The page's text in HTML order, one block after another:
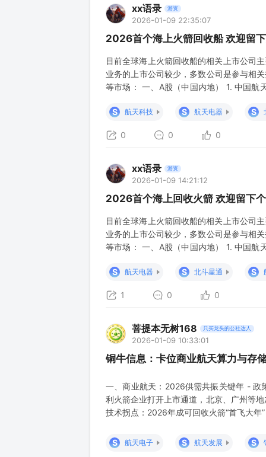
xx语录 游资
2026-01-09 22:35:07
2026首个海上火箭回收船 欢迎留
目前全球海上火箭回收船的相关上市公司
业务的上市公司较少，多数公司是参与相
等市场： 一、A股（中国内地） 1. 中国航
洋工程 · 中国船舶（6
S 航天科技 S 航天电器 S
0 0 0
xx语录 游资
2026-01-09 14:21:12
2026首个海上回收火箭 欢迎留下
目前全球海上火箭回收船的相关上市公司
业务的上市公司较少，多数公司是参与相
等市场： 一、A股（中国内地） 1. 中国航
洋工程 · 中国船舶（6
S 航天电器 S 北斗星通 S
1 0 0
菩提本无树168 只买龙头的公社达人
2026-01-09 10:33:01
铜牛信息：卡位商业航天算力与存
一、商业航天：2026供需共振关键年 - 政
利火箭企业打开上市通道，北京、广州等
技术拐点：2026年成可回收火箭“首飞大
轨星座密集组网，2026年需完成千星部
带动
S 航天电子 S 航天发展 S